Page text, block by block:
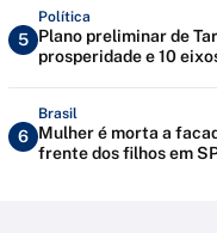
5
Política
Plano preliminar de
prosperidade e 10
6
Brasil
Mulher é morta a
frente dos filhos em